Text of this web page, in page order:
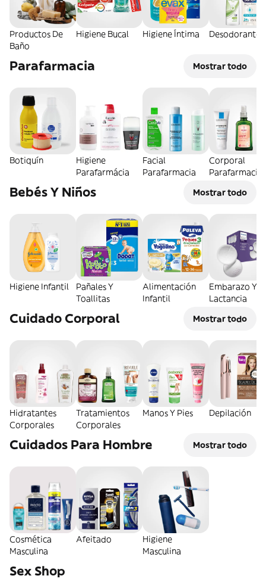
Productos De
Baño
Higiene Bucal Higiene Íntima Desodorantes
Parafarmacia Mostrar todo
Botiquín
Higiene
Parafarmácia
Facial
Parafarmacia
Corporal
Parafarmacia
Bebés Y Niños Mostrar todo
Higiene Infantil
Pañales Y
Toallitas
Alimentación
Infantil
Embarazo Y
Lactancia
Cuidado Corporal Mostrar todo
Hidratantes
Corporales
Tratamientos
Corporales
Manos Y Pies Depilación
Cuidados Para Hombre Mostrar todo
Cosmética
Masculina
Afeitado
Higiene
Masculina
Sex Shop